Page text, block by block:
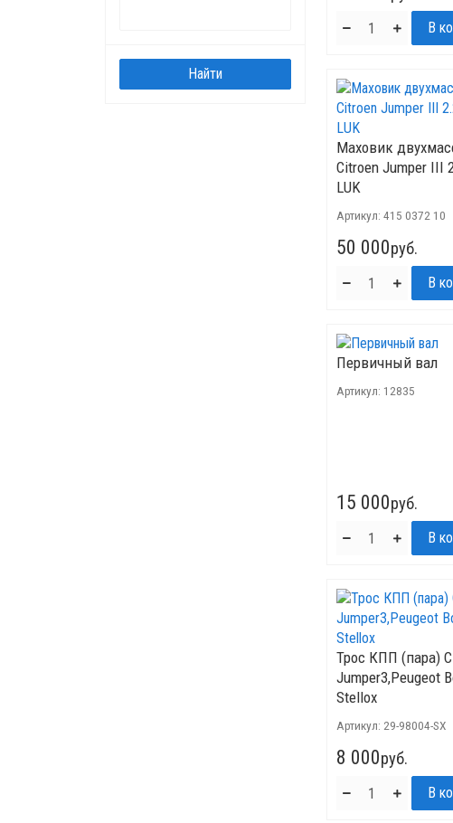
Маховик
Citroen Jumper III
LUK
Артикул: 415 0372 10
50 000руб.
Первичный вал
Артикул: 12835
15 000руб.
Трос КПП (пара)
Jumper3,Peugeot
Stellox
Артикул: 29-98004-SX
8 000руб.